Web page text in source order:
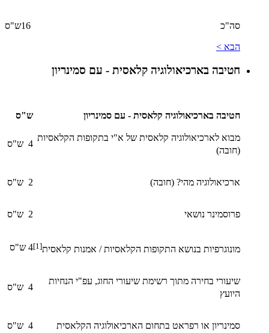
סה"כ 16ש"ס
הבא >
חטיבה בארכיאולוגיה קלאסית - עם סמינריון
חטיבה בארכיאולוגיה קלאסית - עם סמינריון ש"ס
מבוא לארכיאולוגיה קלאסית של א"י בתקופות הקלאסיות
(חובה)
4 ש"ס
ארכיאולוגיה מהי? (חובה) 2 ש"ס
פרוסמינר נושאי 2 ש"ס
מונוגרפיות בנושא התקופות הקלאסיות / אמנות קלאסית[1] 4 ש"ס
שיעורי בחירה מתוך רשימת שיעורי החוג, עפ"י הנחיות
היועץ
4 ש"ס
סמינריון או רפראט בתחום הארכיאולוגיה הקלאסית 4 ש"ס